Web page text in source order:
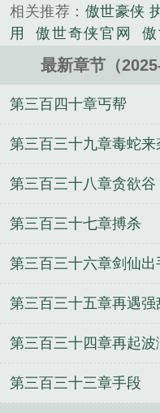
《傲世豪侠》是良神
相关推荐： 傲世豪侠
用
傲世奇侠官网
傲世 傲世狂徒
丹神百科百科
傲世ol
度百科
傲世是什么意思
资料简介 傲世狂尊百
规平台吗 傲世奇侠
章节免费阅读 傲世感
文免费阅读
傲世剑
读
傲世江湖在线阅读
统了 末世之植物召唤
圣传 雍正皇妃传奇
（NPH） 史前元尊
最新章节（
第三百四十章丐帮
第三百三十九章毒蛇来
第三百三十八章贪欲谷
第三百三十七章搏杀
第三百三十六章剑仙出
第三百三十五章再遇强
第三百三十四章再起波
第三百三十三章手段